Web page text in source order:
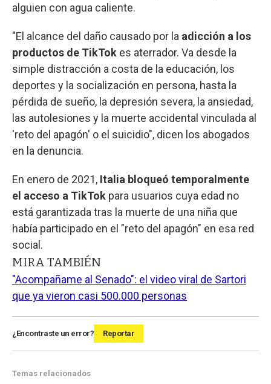
alguien con agua caliente.
"El alcance del daño causado por la adicción a los
productos de TikTok es aterrador. Va desde la
simple distracción a costa de la educación, los
deportes y la socialización en persona, hasta la
pérdida de sueño, la depresión severa, la ansiedad,
las autolesiones y la muerte accidental vinculada al
'reto del apagón' o el suicidio", dicen los abogados
en la denuncia.
En enero de 2021, Italia bloqueó temporalmente
el acceso a TikTok para usuarios cuya edad no
está garantizada tras la muerte de una niña que
había participado en el "reto del apagón" en esa red
social.
MIRA TAMBIÉN
"Acompañame al Senado": el video viral de Sartori
que ya vieron casi 500.000 personas
¿Encontraste un error? Reportar
Temas relacionados